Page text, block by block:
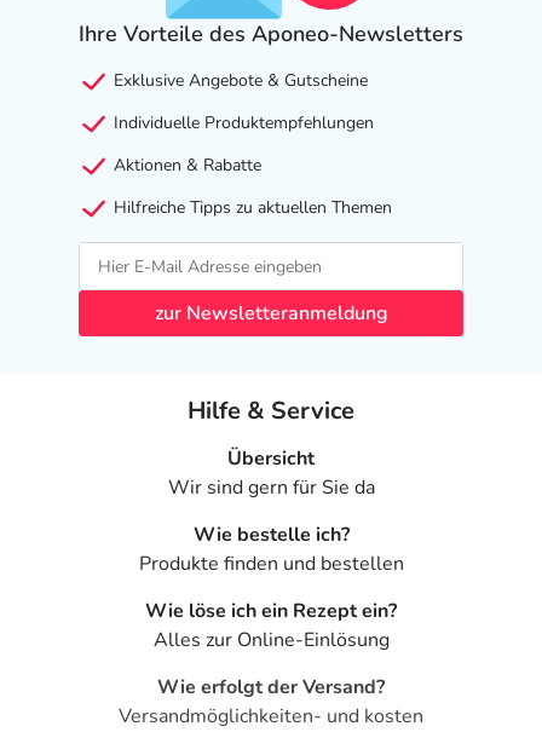
Ihre Vorteile des Aponeo-Newsletters
Exklusive Angebote & Gutscheine
Individuelle Produktempfehlungen
Aktionen & Rabatte
Hilfreiche Tipps zu aktuellen Themen
zur Newsletteranmeldung
Hilfe & Service
Übersicht
Wir sind gern für Sie da
Wie bestelle ich?
Produkte finden und bestellen
Wie löse ich ein Rezept ein?
Alles zur Online-Einlösung
Wie erfolgt der Versand?
Versandmöglichkeiten- und kosten